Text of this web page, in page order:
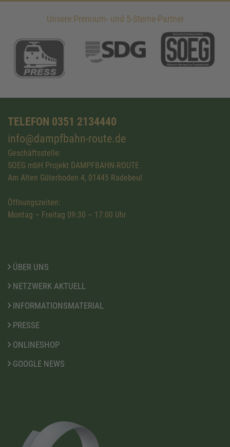
Unsere Premium- und 5-Sterne-Partner
TELEFON 0351 2134440
info@dampfbahn-route.de
Geschäftsstelle:
SOEG mbH Projekt DAMPFBAHN-ROUTE
Am Alten Güterboden 4, 01445 Radebeul
Öffnungszeiten:
Montag – Freitag 09:30 – 17:00 Uhr
ÜBER UNS
NETZWERK AKTUELL
INFORMATIONSMATERIAL
PRESSE
ONLINESHOP
GOOGLE NEWS